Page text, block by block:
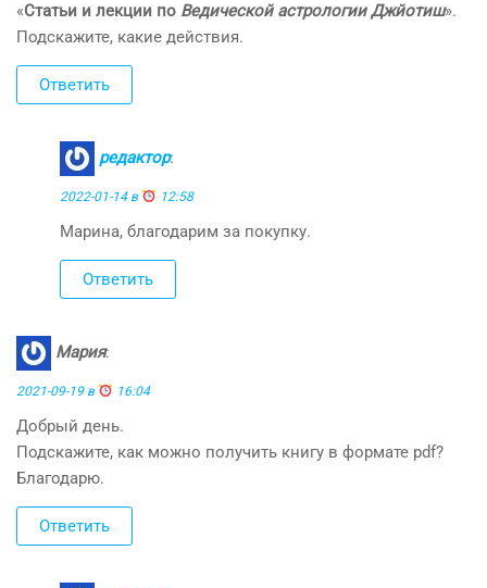
«Статьи и лекции по Ведической астрологии Джйотиш».
Подскажите, какие действия.
Ответить
редактор:
2022-01-14 в 12:58
Марина, благодарим за покупку.
Ответить
Мария:
2021-09-19 в 16:04
Добрый день.
Подскажите, как можно получить книгу в формате pdf?
Благодарю.
Ответить